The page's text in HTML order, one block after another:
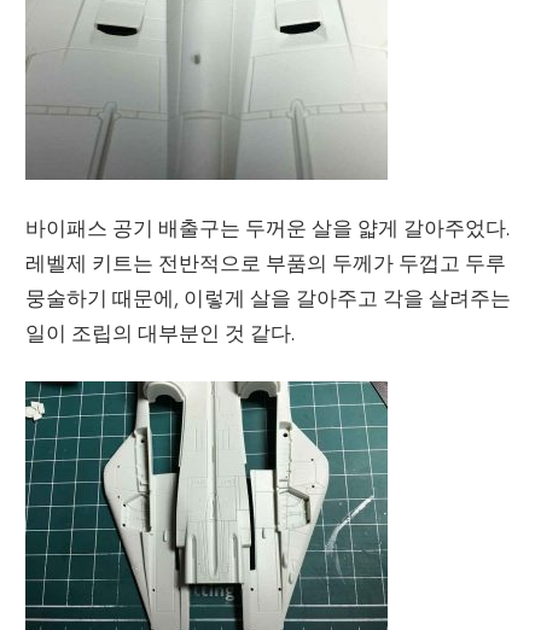
바이패스 공기 배출구는 두꺼운 살을 얇게 갈아주었다.
레벨제 키트는 전반적으로 부품의 두께가 두껍고 두루
뭉술하기 때문에, 이렇게 살을 갈아주고 각을 살려주는
일이 조립의 대부분인 것 같다.